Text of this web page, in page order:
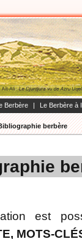
Berbère | Le Berbère à
berbère
est
MOTS-